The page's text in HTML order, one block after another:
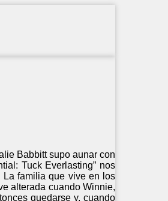
Babbitt supo aunar con
Tuck Everlasting” nos
La familia que vive en los
alterada cuando Winnie,
quedarse y, cuando